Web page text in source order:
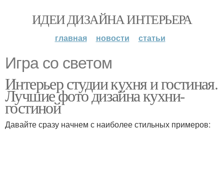
ИДЕИ ДИЗАЙНА ИНТЕРЬЕРА
главная новости статьи
Игра со светом
Интерьер студии кухня и гостиная.
Лучшие фото дизайна кухни-
гостиной
Давайте сразу начнем с наиболее стильных примеров: